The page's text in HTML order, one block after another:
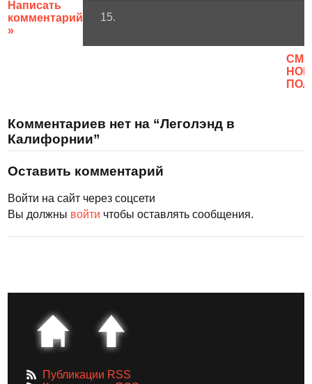
Написать
комментарий
»
15.
Комментариев нет на “Леголэнд в
Калифорнии”
Оставить комментарий
Войти на сайт через соцсети
Вы должны войти чтобы оставлять сообщения.
Публикации RSS